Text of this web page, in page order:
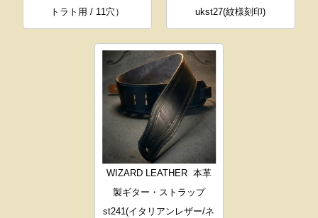
トラト用 / 11穴）
ukst27(紋様刻印)
WIZARD LEATHER 本革
製ギター・ストラップ
st241(イタリアンレザー/ネ